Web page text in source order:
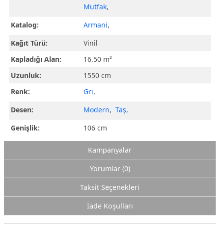
Mutfak,
Katalog:
Armani,
Kağıt Türü:
Vinil
Kapladığı Alan:
16.50 m²
Uzunluk:
1550 cm
Renk:
Gri,
Desen:
Modern, Taş,
Genişlik:
106 cm
Kampanyalar
Yorumlar (0)
Taksit Seçenekleri
İade Koşulları